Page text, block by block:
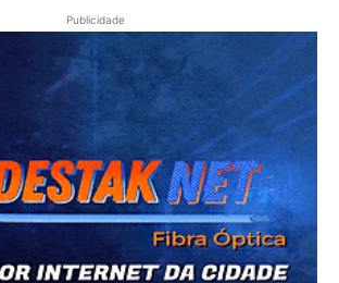
Publicidade